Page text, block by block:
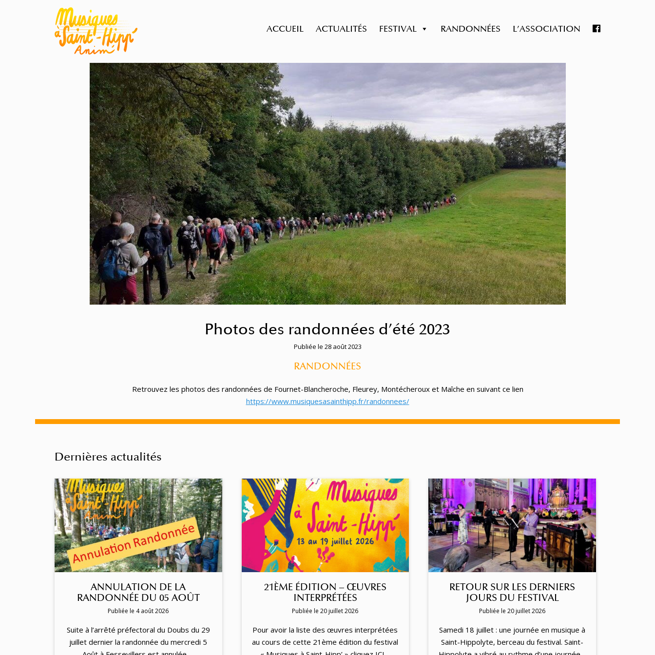
ACCUEIL ACTUALITÉS FESTIVAL RANDONNÉES L’ASSOCIATION
Photos des randonnées d’été 2023
Publiée le 28 août 2023
RANDONNÉES
Retrouvez les photos des randonnées de Fournet-Blancheroche, Fleurey, Montécheroux et Maîche en suivant ce lien
https://www.musiquesasainthipp.fr/randonnees/
Dernières actualités
ANNULATION DE LA
RANDONNÉE DU 05 AOÛT
Publiée le 4 août 2026
Suite à l’arrêté préfectoral du Doubs du 29
juillet dernier la randonnée du mercredi 5
21ÈME ÉDITION – ŒUVRES
INTERPRÉTÉES
Publiée le 20 juillet 2026
Pour avoir la liste des œuvres interprétées
au cours de cette 21ème édition du festival
RETOUR SUR LES DERNIERS
JOURS DU FESTIVAL
Publiée le 20 juillet 2026
Samedi 18 juillet : une journée en musique à
Saint-Hippolyte, berceau du festival. Saint-